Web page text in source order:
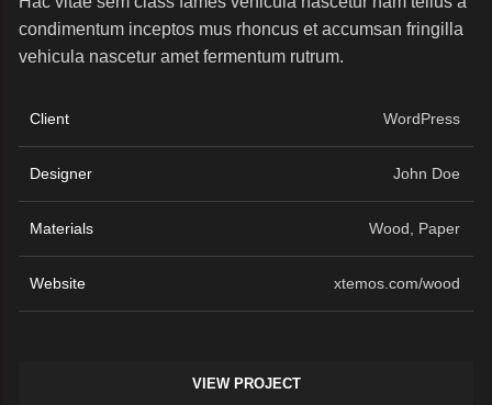
condimentum inceptos mus rhoncus et accumsan fringilla
vehicula nascetur amet fermentum rutrum.
Client WordPress
Designer John Doe
Materials Wood, Paper
Website xtemos.com/wood
VIEW PROJECT